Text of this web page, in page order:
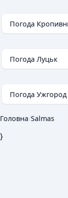
Погода
Погода Луцьк
Погода Ужгород
Головна/Salmas
}